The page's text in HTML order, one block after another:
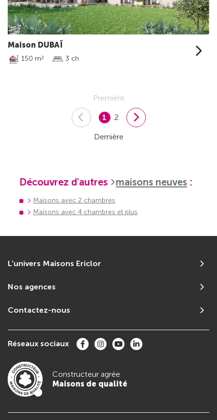
Maison DUBAÏ
150 m2 3 ch
Première
1 2
Dernière
Découvrez d'autres maisons neuves :
Maisons avec 2 chambres
Maisons avec 4 chambres et plus
L'univers Maisons Ericlor
Nos agences
Contactez-nous
Réseaux sociaux
Constructeur agrée
Maisons de qualité